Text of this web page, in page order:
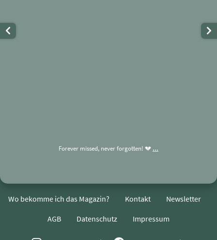
Forever missed, never forgotten! 💔 ...
Wo bekomme ich das Magazin? Kontakt Newsletter
AGB Datenschutz Impressum